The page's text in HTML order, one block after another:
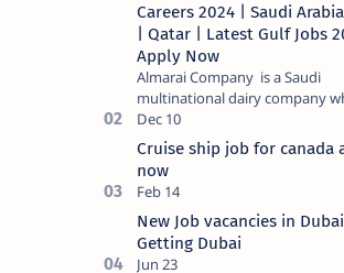
Careers 2024 | Saudi
| Qatar | Latest Gulf Jobs
Apply Now
Almarai Company is a Saudi
multinational dairy company
listed on the Tadawul stock
It specializes in food and
Cruise ship job for canada
now
New Job vacancies in
Getting Dubai